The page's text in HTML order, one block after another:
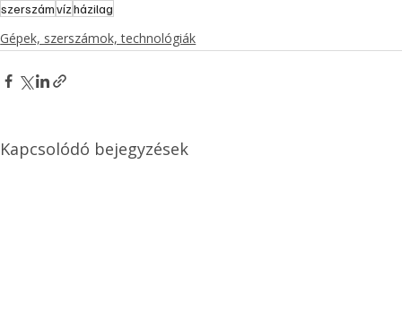
szerszámvízházilag
Gépek, szerszámok, technológiák
Kapcsolódó bejegyzések